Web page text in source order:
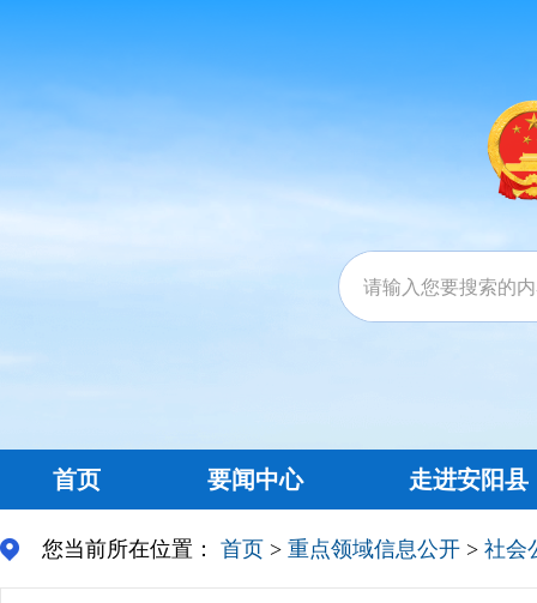
首页 要闻中心 走进安阳县
您当前所在位置： 首页 > 重点领域信息公开 > 社会